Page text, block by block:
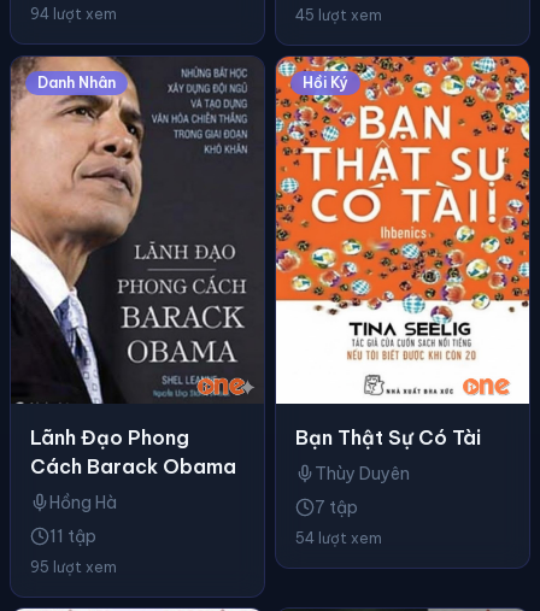
94 lượt xem 45 lượt xem
Danh Nhân
Lãnh Đạo Phong
Cách Barack Obama
Hồng Hà
11 tập
95 lượt xem
Hồi Ký
Bạn Thật Sự Có Tài
Thùy Duyên
7 tập
54 lượt xem